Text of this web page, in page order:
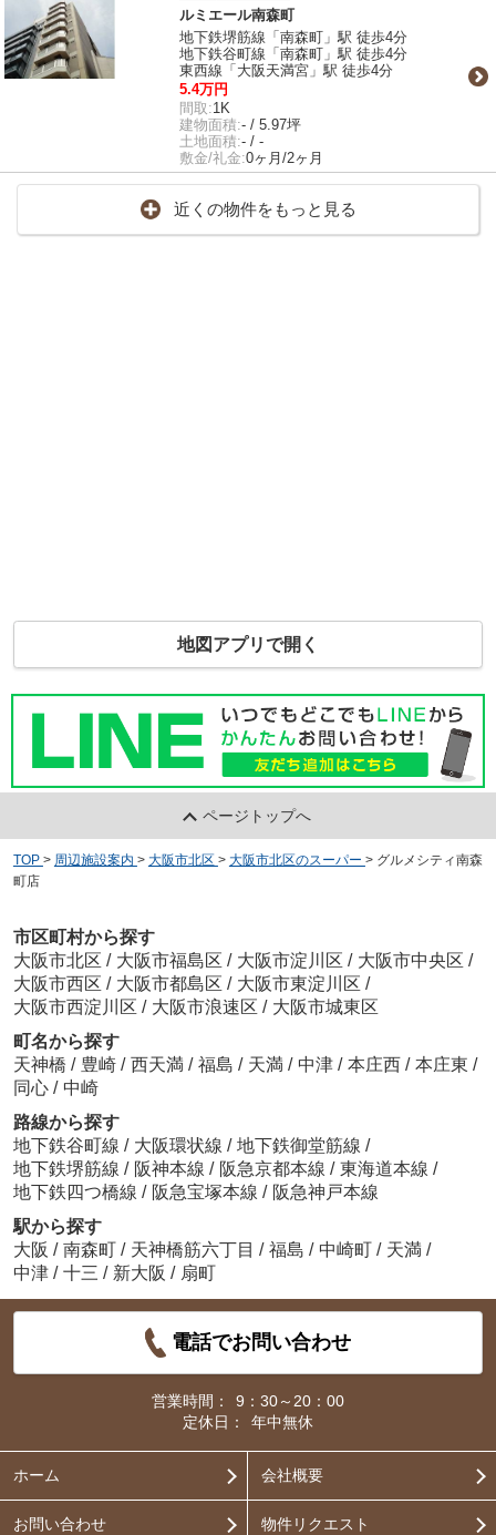
ルミエール南森町
地下鉄堺筋線「南森町」駅 徒歩4分
地下鉄谷町線「南森町」駅 徒歩4分
東西線「大阪天満宮」駅 徒歩4分
5.4万円
間取:1K
建物面積:- / 5.97坪
土地面積:- / -
敷金/礼金:0ヶ月/2ヶ月
近くの物件をもっと見る
地図アプリで開く
ページトップへ
TOP > 周辺施設案内 > 大阪市北区 > 大阪市北区のスーパー > グルメシティ南森
町店
市区町村から探す
大阪市北区 / 大阪市福島区 / 大阪市淀川区 / 大阪市中央区 /
大阪市西区 / 大阪市都島区 / 大阪市東淀川区 /
大阪市西淀川区 / 大阪市浪速区 / 大阪市城東区
町名から探す
天神橋 / 豊崎 / 西天満 / 福島 / 天満 / 中津 / 本庄西 / 本庄東 /
同心 / 中崎
路線から探す
地下鉄谷町線 / 大阪環状線 / 地下鉄御堂筋線 /
地下鉄堺筋線 / 阪神本線 / 阪急京都本線 / 東海道本線 /
地下鉄四つ橋線 / 阪急宝塚本線 / 阪急神戸本線
駅から探す
大阪 / 南森町 / 天神橋筋六丁目 / 福島 / 中崎町 / 天満 /
中津 / 十三 / 新大阪 / 扇町
電話でお問い合わせ
営業時間：
9：30～20：00
定休日：
年中無休
ホーム 会社概要
お問い合わせ 物件リクエスト